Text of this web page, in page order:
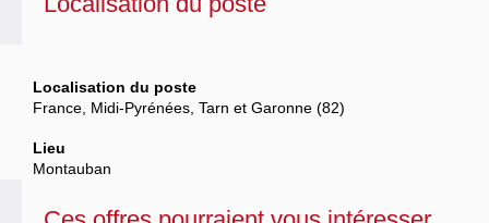
Localisation du poste
France, Midi-Pyrénées, Tarn et Garonne (82)
Lieu
Montauban